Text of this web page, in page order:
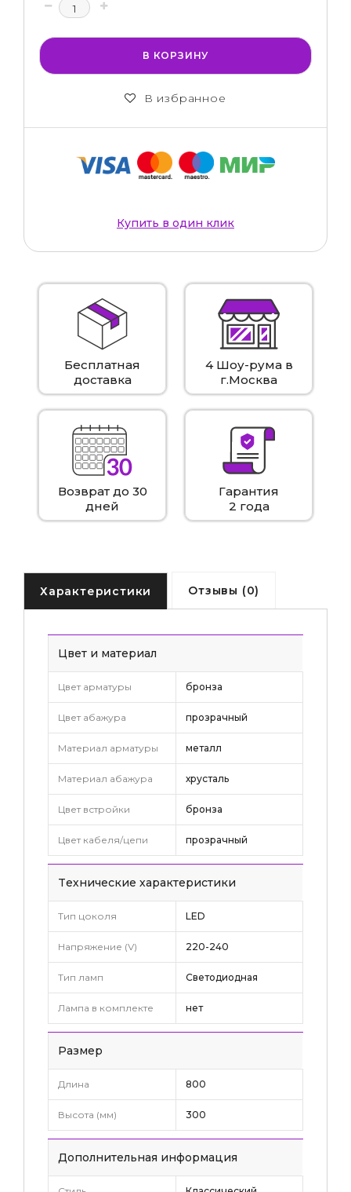
В КОРЗИНУ
В избранное
Купить в один клик
Бесплатная
доставка
4 Шоу-рума в
г.Москва
Возврат до 30
дней
Гарантия
2 года
Характеристики Отзывы (0)
Цвет и материал
Цвет арматуры бронза
Цвет абажура прозрачный
Материал арматуры металл
Материал абажура хрусталь
Цвет встройки бронза
Цвет кабеля/цепи прозрачный
Tехнические характеристики
Тип цоколя LED
Напряжение (V) 220-240
Тип ламп Светодиодная
Лампа в комплекте нет
Pазмер
Длина 800
Высота (мм) 300
Дополнительная информация